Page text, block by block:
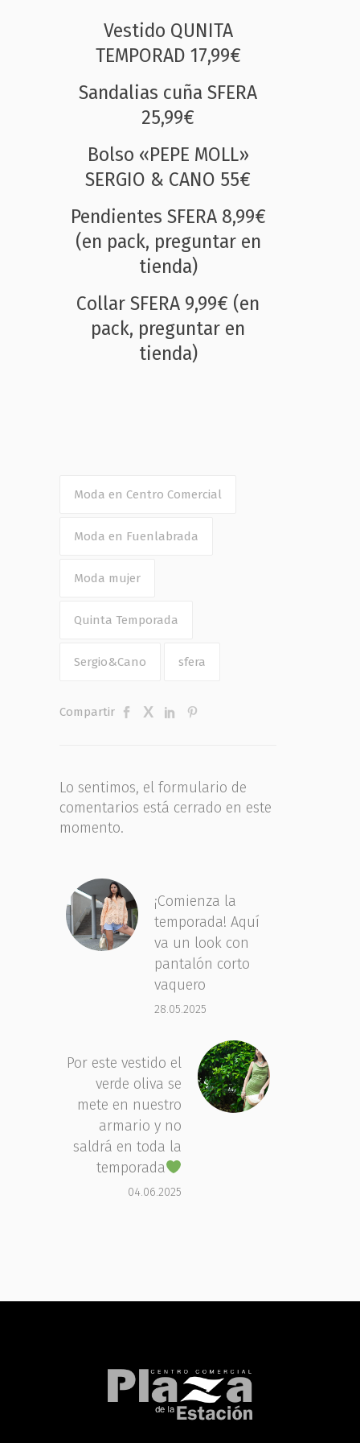
Vestido QUNITA
TEMPORAD 17,99€
Sandalias cuña SFERA
25,99€
Bolso «PEPE MOLL»
SERGIO & CANO 55€
Pendientes SFERA 8,99€
(en pack, preguntar en
tienda)
Collar SFERA 9,99€ (en
pack, preguntar en
tienda)
Moda en Centro Comercial
Moda en Fuenlabrada
Moda mujer
Quinta Temporada
Sergio&Cano sfera
Compartir
Lo sentimos, el formulario de
comentarios está cerrado en este
momento.
¡Comienza la
temporada! Aquí
va un look con
pantalón corto
vaquero
28.05.2025
Por este vestido el
verde oliva se
mete en nuestro
armario y no
saldrá en toda la
temporada
04.06.2025